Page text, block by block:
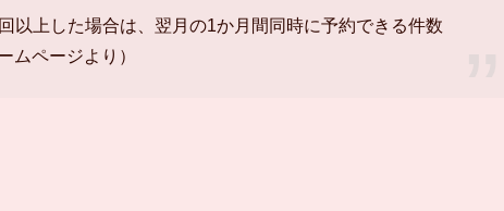
以上した場合は、翌月の1か月間同時に予約できる件数
ムページより）